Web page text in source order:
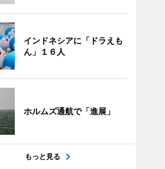
インドネシアに「ドラえも
ん」１６人
ホルムズ通航で「進展」
もっと見る